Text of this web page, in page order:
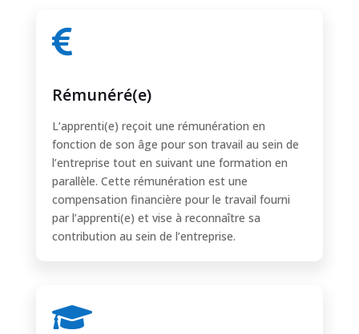

Rémunéré(e)
L’apprenti(e) reçoit une rémunération en
fonction de son âge pour son travail au sein de
l’entreprise tout en suivant une formation en
parallèle. Cette rémunération est une
compensation financière pour le travail fourni
par l’apprenti(e) et vise à reconnaître sa
contribution au sein de l’entreprise.
